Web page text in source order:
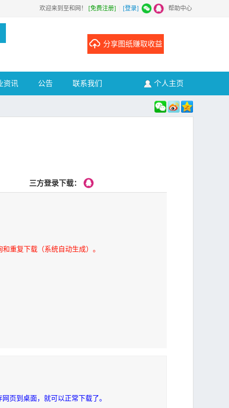
欢迎来到至和网！ [免费注册] [登录] 帮助中心
分享图纸赚取收益
资讯 公告 联系我们 个人主页
三方登录下载：
重复下载（系统自动生成）。
页到桌面，就可以正常下载了。